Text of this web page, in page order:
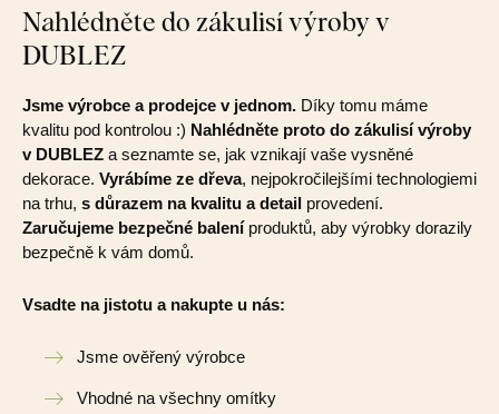
Nahlédněte do zákulisí výroby v
DUBLEZ
Jsme výrobce a prodejce v jednom. Díky tomu máme
kvalitu pod kontrolou :) Nahlédněte proto do zákulisí výroby
v DUBLEZ a seznamte se, jak vznikají vaše vysněné
dekorace. Vyrábíme ze dřeva, nejpokročilejšími technologiemi
na trhu, s důrazem na kvalitu a detail provedení.
Zaručujeme bezpečné baleníproduktů, aby výrobky dorazily
bezpečně k vám domů.
Vsadte na jistotu a nakupte u nás:
Jsme ověřený výrobce
Vhodné na všechny omítky